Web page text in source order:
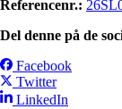
Referencenr.:
Del denne på de
Facebook
Twitter
LinkedIn